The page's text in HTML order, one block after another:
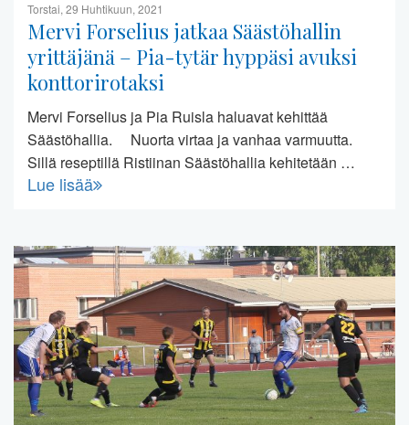
Torstai, 29 Huhtikuun, 2021
Mervi Forselius jatkaa Säästöhallin
yrittäjänä – Pia-tytär hyppäsi avuksi
konttorirotaksi
Mervi Forselius ja Pia Ruisla haluavat kehittää
Säästöhallia. Nuorta virtaa ja vanhaa varmuutta.
Sillä reseptillä Ristiinan Säästöhallia kehitetään …
Lue lisää